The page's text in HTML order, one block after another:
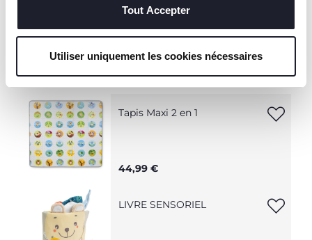
Tout Accepter
Utiliser uniquement les cookies nécessaires
Tapis Maxi 2 en 1
44,99 €
LIVRE SENSORIEL